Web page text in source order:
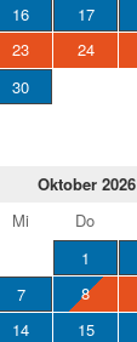
16 17
23 24
30
Oktober 2026
Mi Do
1
7 8
14 15